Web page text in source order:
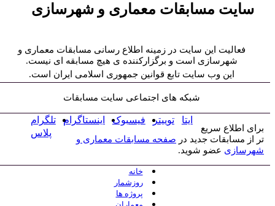
سایت مسابقات معماری و شهرسازی
فعالیت این سایت در زمینه اطلاع رسانی مسابقات معماری و
شهرسازی است و برگزارکننده ی هیچ مسابقه ای نیست.
این وب سایت تابع قوانین جمهوری اسلامی ایران است.
شبکه های اجتماعی سایت مسابقات
تلگرام اینستاگرام فیسبوک توییتر
ایتا
پلاس
برای اطلاع سریع
تر از مسابقات جدید درصفحه مسابقات معماری و
شهرسازی عضو شوید.
خانه
روزشمار
پروژه ها